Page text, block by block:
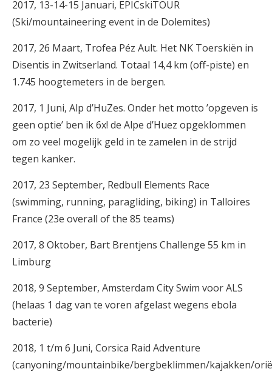
2017, 13-14-15 Januari, EPICskiTOUR
(Ski/mountaineering event in de Dolemites)
2017, 26 Maart, Trofea Péz Ault. Het NK Toerskiën in
Disentis in Zwitserland. Totaal 14,4 km ​(off-piste) en ​
1.745 hoogtemeters in de bergen.
2017, 1 Juni, Alp d’HuZes. Onder het motto ’opgeven is
geen optie’ ben ik 6x! de Alpe d’Huez opgeklommen
om zo veel mogelijk geld in te zamelen in de strijd
tegen kanker.
2017, 23 September, Redbull Elements Race
(swimming, running, paragliding, biking) in Talloires
France (23e overall of the 85 teams)
2017, 8 Oktober, Bart Brentjens Challenge 55 km in
Limburg
2018, 9 September, Amsterdam City Swim voor ALS
(helaas 1 dag van te voren afgelast wegens ebola
bacterie)
2018, 1 t/m 6 Juni, Corsica Raid Adventure
(canyoning/mountainbike/bergbeklimmen/kajakken/